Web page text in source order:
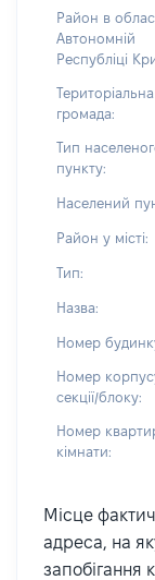
Район в
Автономній
Республіці
Територіальна
громада:
Тип
пункту:
Населений
Район у місті:
Тип:
Назва:
Номер
Номер
секції/блоку:
Номер
кімнати:
Місце
адреса, на
запобігання